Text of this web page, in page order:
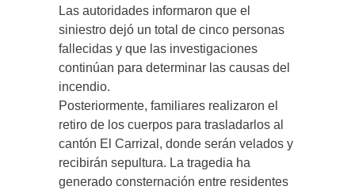
Las autoridades informaron que el
siniestro dejó un total de cinco personas
fallecidas y que las investigaciones
continúan para determinar las causas del
incendio.
Posteriormente, familiares realizaron el
retiro de los cuerpos para trasladarlos al
cantón El Carrizal, donde serán velados y
recibirán sepultura. La tragedia ha
generado consternación entre residentes